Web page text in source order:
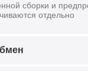
сборки и
отдельно